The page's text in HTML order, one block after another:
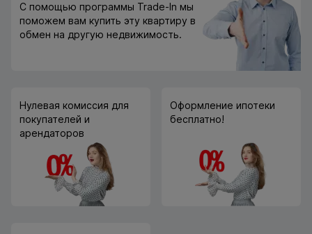
С помощью программы Trade-In мы
поможем вам купить эту квартиру в
обмен на другую недвижимость.
Нулевая комиссия для
покупателей и
арендаторов
Оформление ипотеки
бесплатно!